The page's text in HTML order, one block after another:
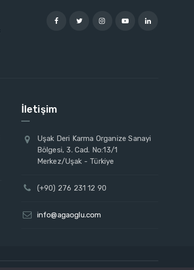
İletişim
Uşak Deri Karma Organize Sanayi
Bölgesi, 3. Cad. No:13/1
Merkez/Uşak - Türkiye
(+90) 276 231 12 90
info@agaoglu.com